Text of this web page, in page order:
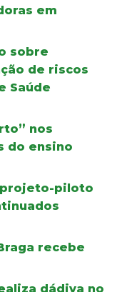
em
sobre
de riscos
Saúde
nos
do ensino
projeto-piloto
recebe
dádiva no